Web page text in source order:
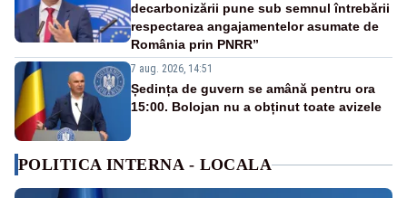
decarbonizării pune sub semnul întrebării
respectarea angajamentelor asumate de
România prin PNRR”
7 aug. 2026, 14:51
Ședința de guvern se amână pentru ora
15:00. Bolojan nu a obținut toate avizele
POLITICA INTERNA - LOCALA